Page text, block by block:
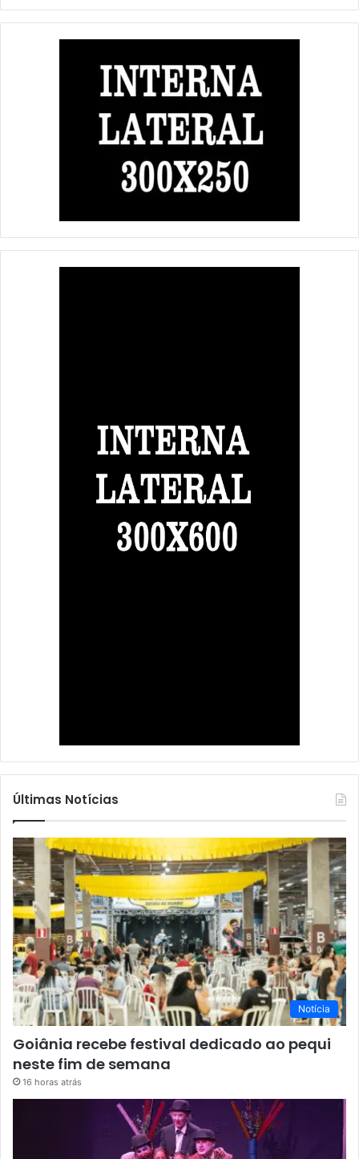
Últimas Notícias
Notícia
Goiânia recebe festival dedicado ao pequi
neste fim de semana
16 horas atrás